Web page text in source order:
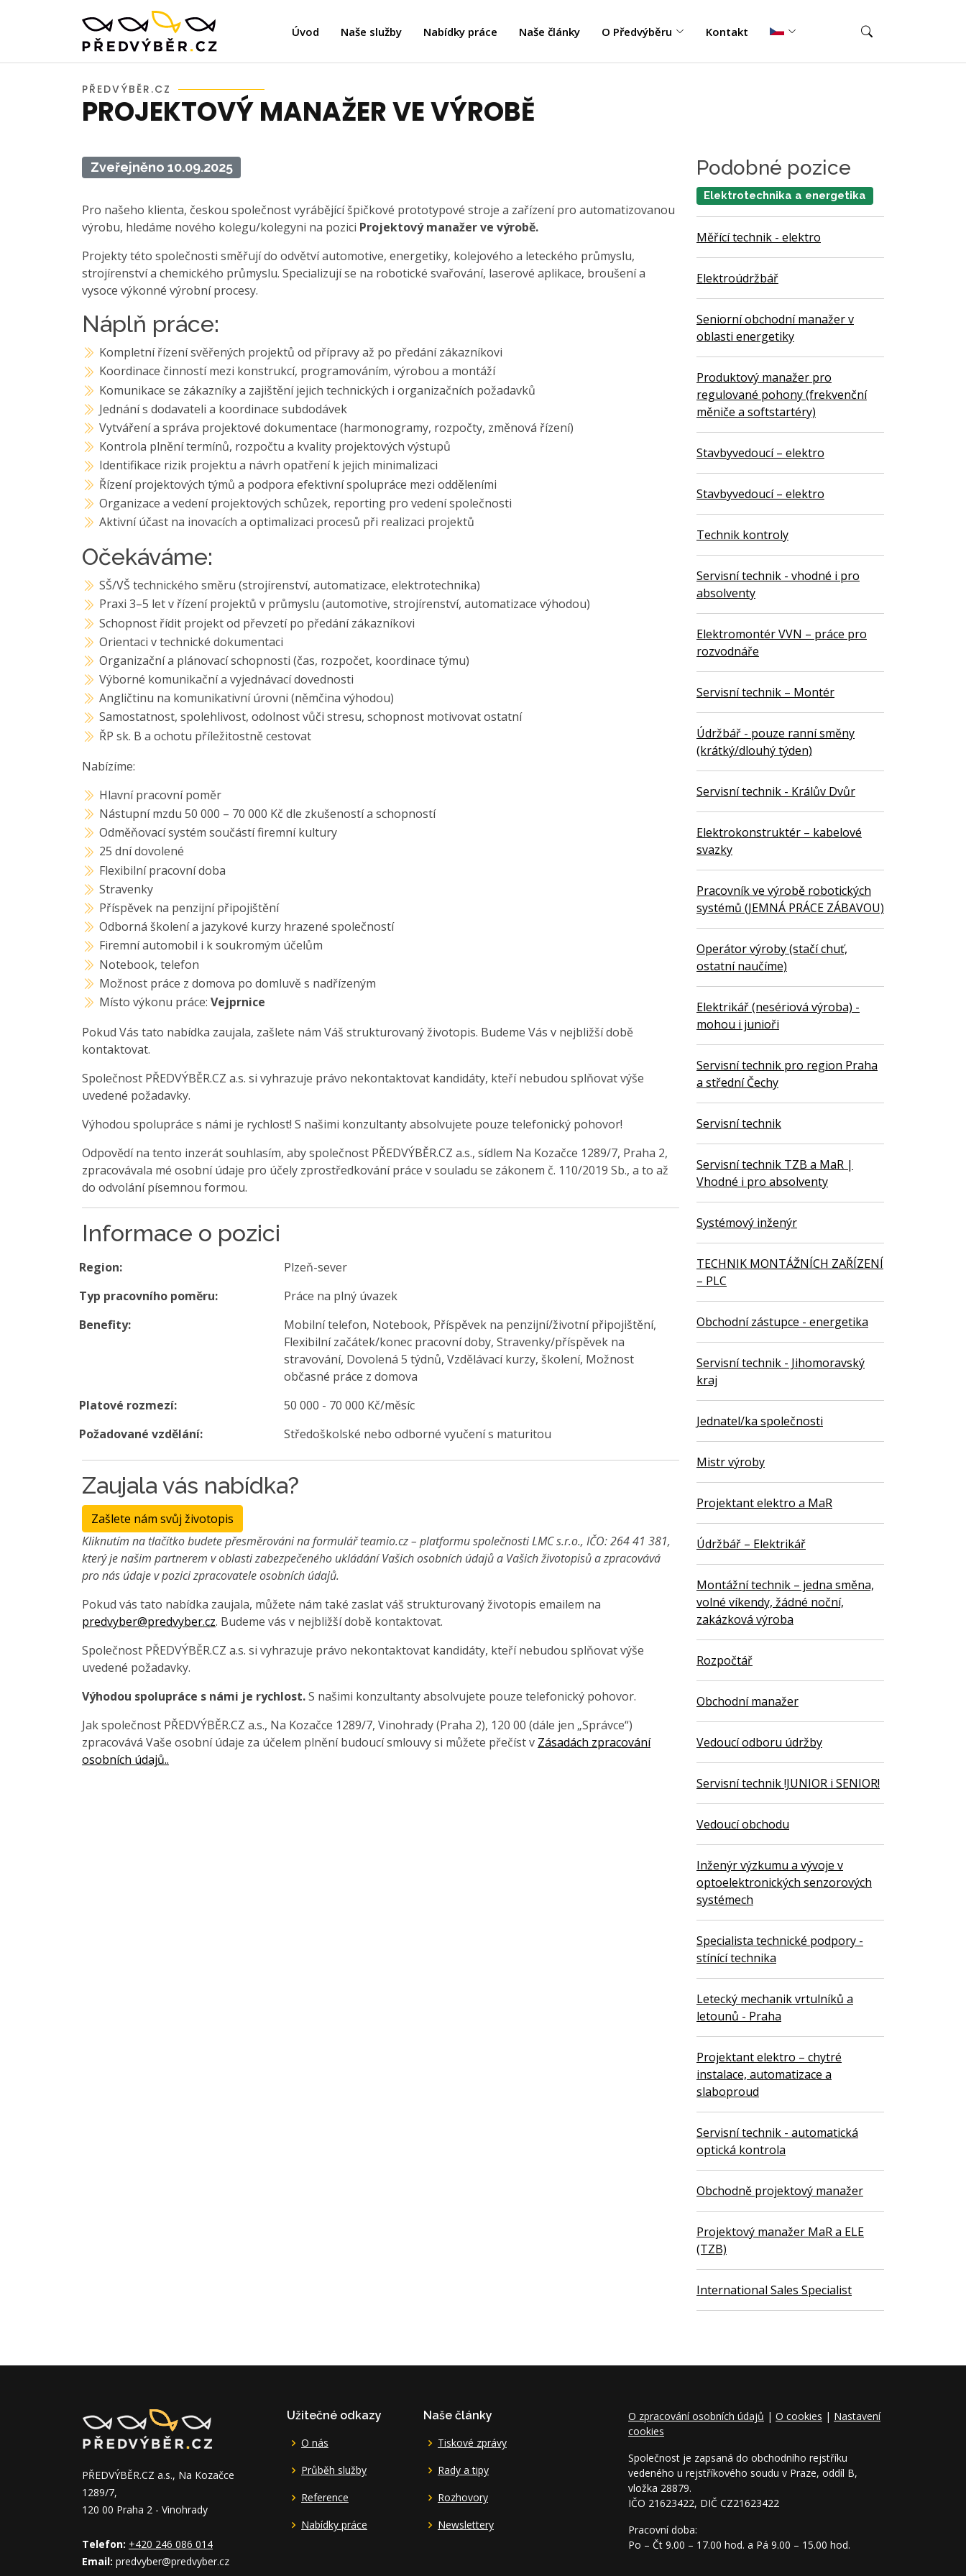
Úvod Naše služby Nabídky práce Naše články O Předvýběru Kontakt
PŘEDVÝBĚR.CZ
PROJEKTOVÝ MANAŽER VE VÝROBĚ
Zveřejněno 10.09.2025
Pro našeho klienta, českou společnost vyrábějící špičkové prototypové stroje a zařízení pro automatizovanou
výrobu, hledáme nového kolegu/kolegyni na pozici Projektový manažer ve výrobě.
Projekty této společnosti směřují do odvětví automotive, energetiky, kolejového a leteckého průmyslu,
strojírenství a chemického průmyslu. Specializují se na robotické svařování, laserové aplikace, broušení a
vysoce výkonné výrobní procesy.
Náplň práce:
Kompletní řízení svěřených projektů od přípravy až po předání zákazníkovi
Koordinace činností mezi konstrukcí, programováním, výrobou a montáží
Komunikace se zákazníky a zajištění jejich technických i organizačních požadavků
Jednání s dodavateli a koordinace subdodávek
Vytváření a správa projektové dokumentace (harmonogramy, rozpočty, změnová řízení)
Kontrola plnění termínů, rozpočtu a kvality projektových výstupů
Identifikace rizik projektu a návrh opatření k jejich minimalizaci
Řízení projektových týmů a podpora efektivní spolupráce mezi odděleními
Organizace a vedení projektových schůzek, reporting pro vedení společnosti
Aktivní účast na inovacích a optimalizaci procesů při realizaci projektů
Očekáváme:
SŠ/VŠ technického směru (strojírenství, automatizace, elektrotechnika)
Praxi 3–5 let v řízení projektů v průmyslu (automotive, strojírenství, automatizace výhodou)
Schopnost řídit projekt od převzetí po předání zákazníkovi
Orientaci v technické dokumentaci
Organizační a plánovací schopnosti (čas, rozpočet, koordinace týmu)
Výborné komunikační a vyjednávací dovednosti
Angličtinu na komunikativní úrovni (němčina výhodou)
Samostatnost, spolehlivost, odolnost vůči stresu, schopnost motivovat ostatní
ŘP sk. B a ochotu příležitostně cestovat
Nabízíme:
Hlavní pracovní poměr
Nástupní mzdu 50 000 – 70 000 Kč dle zkušeností a schopností
Odměňovací systém součástí firemní kultury
25 dní dovolené
Flexibilní pracovní doba
Stravenky
Příspěvek na penzijní připojištění
Odborná školení a jazykové kurzy hrazené společností
Firemní automobil i k soukromým účelům
Notebook, telefon
Možnost práce z domova po domluvě s nadřízeným
Místo výkonu práce:Vejprnice
Pokud Vás tato nabídka zaujala, zašlete nám Váš strukturovaný životopis. Budeme Vás v nejbližší době
kontaktovat.
Společnost PŘEDVÝBĚR.CZ a.s. si vyhrazuje právo nekontaktovat kandidáty, kteří nebudou splňovat výše
uvedené požadavky.
Výhodou spolupráce s námi je rychlost! S našimi konzultanty absolvujete pouze telefonický pohovor!
Odpovědí na tento inzerát souhlasím, aby společnost PŘEDVÝBĚR.CZ a.s., sídlem Na Kozačce 1289/7, Praha 2,
zpracovávala mé osobní údaje pro účely zprostředkování práce v souladu se zákonem č. 110/2019 Sb., a to až
do odvolání písemnou formou.
Informace o pozici
Region:
Plzeň-sever
Typ pracovního poměru:
Práce na plný úvazek
Benefity:
Mobilní telefon, Notebook, Příspěvek na penzijní/životní připojištění,
Flexibilní začátek/konec pracovní doby, Stravenky/příspěvek na
stravování, Dovolená 5 týdnů, Vzdělávací kurzy, školení, Možnost
občasné práce z domova
Platové rozmezí:
50 000 - 70 000 Kč/měsíc
Požadované vzdělání:
Středoškolské nebo odborné vyučení s maturitou
Zaujala vás nabídka?
Zašlete nám svůj životopis
Kliknutím na tlačítko budete přesměrováni na formulář teamio.cz – platformu společnosti LMC s.r.o., IČO: 264 41 381,
který je našim partnerem v oblasti zabezpečeného ukládání Vašich osobních údajů a Vašich životopisů a zpracovává
pro nás údaje v pozici zpracovatele osobních údajů.
Pokud vás tato nabídka zaujala, můžete nám také zaslat váš strukturovaný životopis emailem na
predvyber@predvyber.cz. Budeme vás v nejbližší době kontaktovat.
Společnost PŘEDVÝBĚR.CZ a.s. si vyhrazuje právo nekontaktovat kandidáty, kteří nebudou splňovat výše
uvedené požadavky.
Výhodou spolupráce s námi je rychlost.S našimi konzultanty absolvujete pouze telefonický pohovor.
Jak společnost PŘEDVÝBĚR.CZ a.s., Na Kozačce 1289/7, Vinohrady (Praha 2), 120 00 (dále jen „Správce“)
zpracovává Vaše osobní údaje za účelem plnění budoucí smlouvy si můžete přečíst v Zásadách zpracování
osobních údajů..
Podobné pozice
Elektrotechnika a energetika
Měřící technik - elektro
Elektroúdržbář
Seniorní obchodní manažer v
oblasti energetiky
Produktový manažer pro
regulované pohony (frekvenční
měniče a softstartéry)
Stavbyvedoucí – elektro
Stavbyvedoucí – elektro
Technik kontroly
Servisní technik - vhodné i pro
absolventy
Elektromontér VVN – práce pro
rozvodnáře
Servisní technik – Montér
Údržbář - pouze ranní směny
(krátký/dlouhý týden)
Servisní technik - Králův Dvůr
Elektrokonstruktér – kabelové
svazky
Pracovník ve výrobě robotických
systémů (JEMNÁ PRÁCE ZÁBAVOU)
Operátor výroby (stačí chuť,
ostatní naučíme)
Elektrikář (nesériová výroba) -
mohou i junioři
Servisní technik pro region Praha
a střední Čechy
Servisní technik
Servisní technik TZB a MaR |
Vhodné i pro absolventy
Systémový inženýr
TECHNIK MONTÁŽNÍCH ZAŘÍZENÍ
– PLC
Obchodní zástupce - energetika
Servisní technik - Jihomoravský
kraj
Jednatel/ka společnosti
Mistr výroby
Projektant elektro a MaR
Údržbář – Elektrikář
Montážní technik – jedna směna,
volné víkendy, žádné noční,
zakázková výroba
Rozpočtář
Obchodní manažer
Vedoucí odboru údržby
Servisní technik !JUNIOR i SENIOR!
Vedoucí obchodu
Inženýr výzkumu a vývoje v
optoelektronických senzorových
systémech
Specialista technické podpory -
stínící technika
Letecký mechanik vrtulníků a
letounů - Praha
Projektant elektro – chytré
instalace, automatizace a
slaboproud
Servisní technik - automatická
optická kontrola
Obchodně projektový manažer
Projektový manažer MaR a ELE
(TZB)
International Sales Specialist
PŘEDVÝBĚR.CZ a.s., Na Kozačce
1289/7,
120 00 Praha 2 - Vinohrady
Telefon: +420 246 086 014
Email: predvyber@predvyber.cz
Užitečné odkazy
O nás
Průběh služby
Reference
Nabídky práce
Naše články
Tiskové zprávy
Rady a tipy
Rozhovory
Newslettery
O zpracování osobních údajů | O cookies | Nastavení
cookies
Společnost je zapsaná do obchodního rejstříku
vedeného u rejstříkového soudu v Praze, oddíl B,
vložka 28879.
IČO 21623422, DIČ CZ21623422
Pracovní doba:
Po – Čt 9.00 – 17.00 hod. a Pá 9.00 – 15.00 hod.